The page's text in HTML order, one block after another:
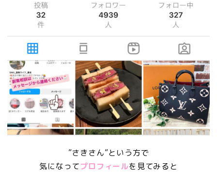
”さきさん”という方で
気になってプロフィールを見てみると